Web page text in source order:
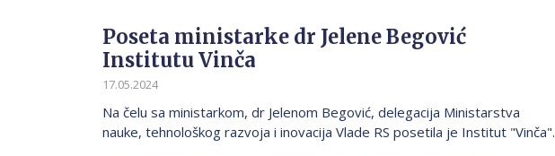
Poseta ministarke dr Jelene Begović
Institutu Vinča
17.05.2024
Na čelu sa ministarkom, dr Jelenom Begović, delegacija Ministarstva
nauke, tehnološkog razvoja i inovacija Vlade RS posetila je Institut "Vinča".